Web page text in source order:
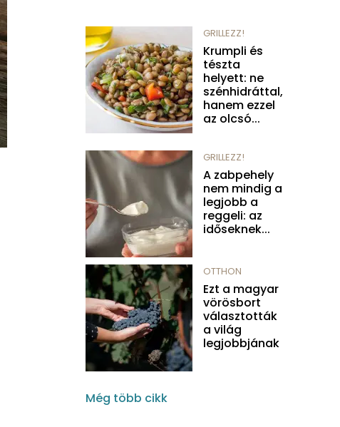
GRILLEZZ!
Krumpli és
tészta
helyett: ne
szénhidráttal,
hanem ezzel
az olcsó...
GRILLEZZ!
A zabpehely
nem mindig a
legjobb a
reggeli: az
időseknek...
OTTHON
Ezt a magyar
vörösbort
választották
a világ
legjobbjának
Még több cikk